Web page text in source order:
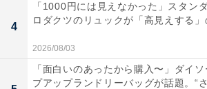
4
「1000円には見えなかった」スタン
ロダクツのリュックが「高見えする
2026/08/03
「面白いのあったから購入〜」ダイソ
プアップランドリーバッグが話題。“